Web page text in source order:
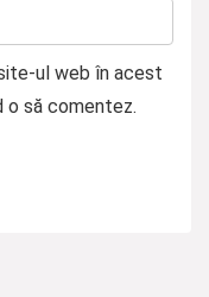
ul web în acest
o să comentez.